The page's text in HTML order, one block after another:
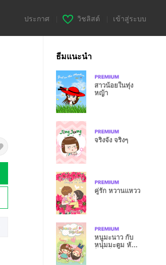
ประกาศ วิชลิสต์ เข้าสู่ระบบ
ธีมแนะนำ
สาวน้อยในทุ่ง
หญ้า
จริงจัง จริงๆ
คู่รัก หวานแหวว
หนูมะนาว กับ
หนุ่มมะตูม หัว